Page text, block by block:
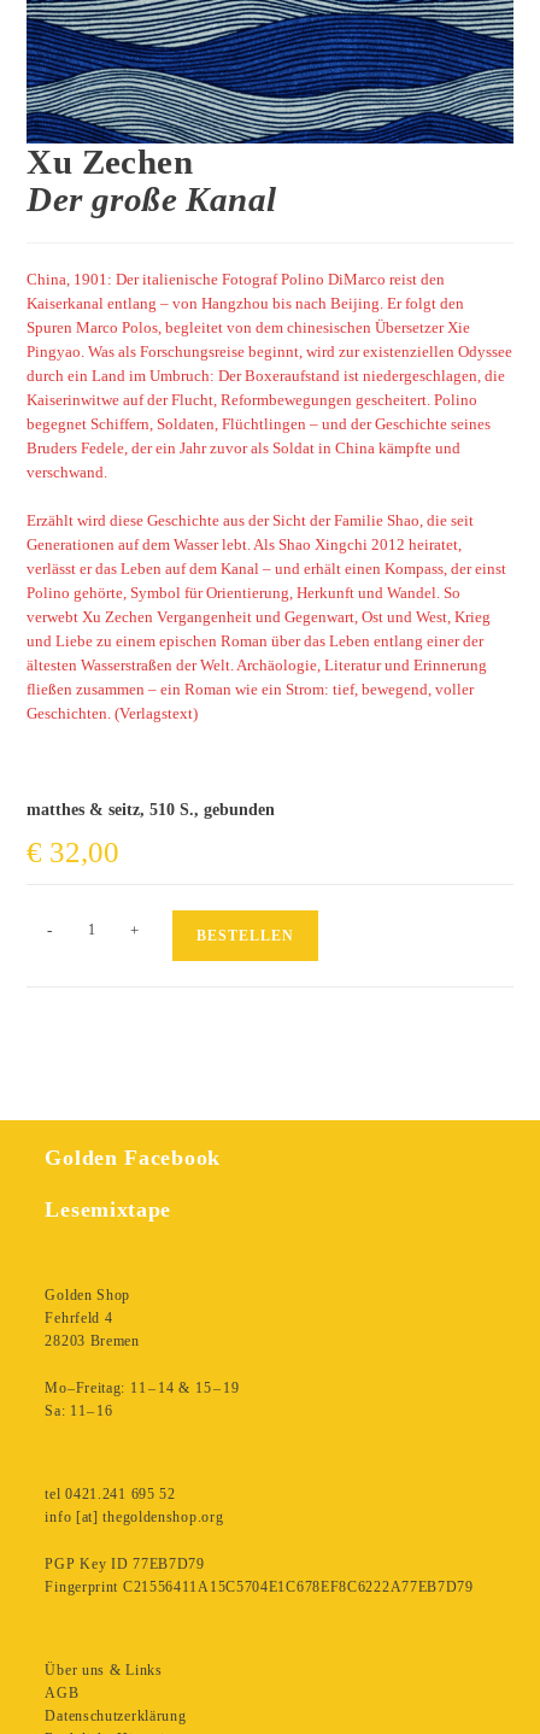
Xu Zechen
Der große Kanal
China, 1901: Der italienische Fotograf Polino DiMarco reist den
Kaiserkanal entlang – von Hangzhou bis nach Beijing. Er folgt den
Spuren Marco Polos, begleitet von dem chinesischen Übersetzer Xie
Pingyao. Was als Forschungsreise beginnt, wird zur existenziellen Odyssee
durch ein Land im Umbruch: Der Boxeraufstand ist niedergeschlagen, die
Kaiserinwitwe auf der Flucht, Reformbewegungen gescheitert. Polino
begegnet Schiffern, Soldaten, Flüchtlingen – und der Geschichte seines
Bruders Fedele, der ein Jahr zuvor als Soldat in China kämpfte und
verschwand.
Erzählt wird diese Geschichte aus der Sicht der Familie Shao, die seit
Generationen auf dem Wasser lebt. Als Shao Xingchi 2012 heiratet,
verlässt er das Leben auf dem Kanal – und erhält einen Kompass, der einst
Polino gehörte, Symbol für Orientierung, Herkunft und Wandel. So
verwebt Xu Zechen Vergangenheit und Gegenwart, Ost und West, Krieg
und Liebe zu einem epischen Roman über das Leben entlang einer der
ältesten Wasserstraßen der Welt. Archäologie, Literatur und Erinnerung
fließen zusammen – ein Roman wie ein Strom: tief, bewegend, voller
Geschichten. (Verlagstext)
matthes & seitz, 510 S., gebunden
€ 32,00
- + BESTELLEN
Golden Facebook
Lesemixtape
Golden Shop
Fehrfeld 4
28203 Bremen
Mo–Freitag: 11 – 14 & 15 – 19
Sa: 11– 16
tel 0421.241 695 52
info [at] thegoldenshop.org
PGP Key ID 77EB7D79
Fingerprint C21556411A15C5704E1C678EF8C6222A77EB7D79
Über uns & Links
AGB
Datenschutzerklärung